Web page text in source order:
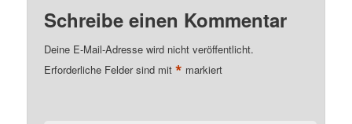
Schreibe einen Kommentar
Deine E-Mail-Adresse wird nicht veröffentlicht.
Erforderliche Felder sind mit* markiert